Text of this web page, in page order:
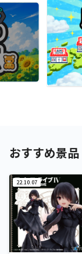
おすすめ景品
22.10.07